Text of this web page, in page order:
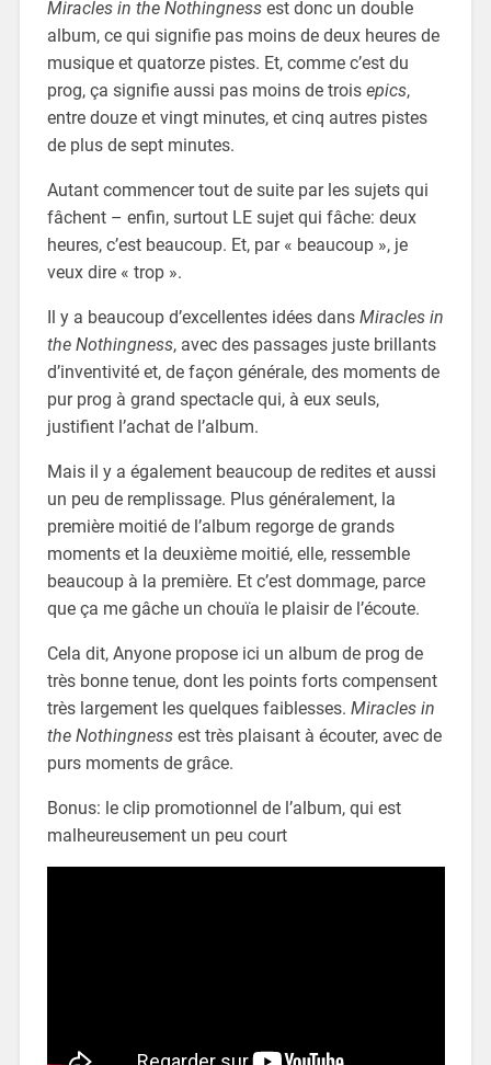
Miracles in the Nothingnessest donc un double
album, ce qui signifie pas moins de deux heures de
musique et quatorze pistes. Et, comme c’est du
prog, ça signifie aussi pas moins de trois epics,
entre douze et vingt minutes, et cinq autres pistes
de plus de sept minutes.
Autant commencer tout de suite par les sujets qui
fâchent – enfin, surtout LE sujet qui fâche: deux
heures, c’est beaucoup. Et, par « beaucoup », je
veux dire « trop ».
Il y a beaucoup d’excellentes idées dans Miracles in
the Nothingness, avec des passages juste brillants
d’inventivité et, de façon générale, des moments de
pur prog à grand spectacle qui, à eux seuls,
justifient l’achat de l’album.
Mais il y a également beaucoup de redites et aussi
un peu de remplissage. Plus généralement, la
première moitié de l’album regorge de grands
moments et la deuxième moitié, elle, ressemble
beaucoup à la première. Et c’est dommage, parce
que ça me gâche un chouïa le plaisir de l’écoute.
Cela dit, Anyone propose ici un album de prog de
très bonne tenue, dont les points forts compensent
très largement les quelques faiblesses. Miracles in
the Nothingnessest très plaisant à écouter, avec de
purs moments de grâce.
Bonus: le clip promotionnel de l’album, qui est
malheureusement un peu court